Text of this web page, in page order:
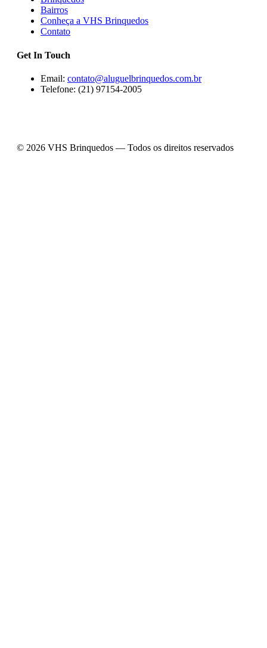
Bairros
Conheça a VHS Brinquedos
Contato
Get In Touch
Email: contato@aluguelbrinquedos.com.br
Telefone: (21) 97154-2005
© 2026 VHS Brinquedos — Todos os direitos reservados